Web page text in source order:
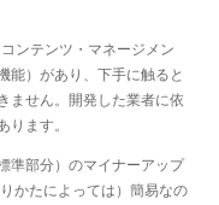
ンテンツ・マネージメン
能）があり、下手に触ると
ません。開発した業者に依
ります。
準部分）のマイナーアップ
かたによっては）簡易なの